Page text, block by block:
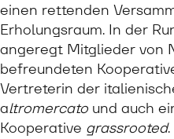
einen rettenden
Erholungsraum. In der
angeregt Mitglieder von
befreundeten
Vertreterin der
altromercato und auch
Kooperative grassrooted